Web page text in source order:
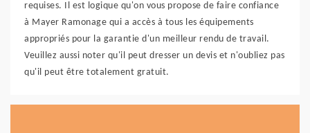
requises. Il est logique qu'on vous propose de faire confiance
à Mayer Ramonage qui a accès à tous les équipements
appropriés pour la garantie d'un meilleur rendu de travail.
Veuillez aussi noter qu'il peut dresser un devis et n'oubliez pas
qu'il peut être totalement gratuit.